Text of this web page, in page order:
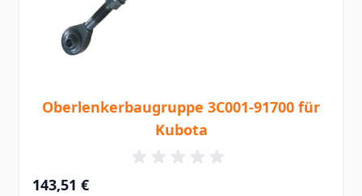
Oberlenkerbaugruppe 3C001-91700 für
Kubota
143,51 €